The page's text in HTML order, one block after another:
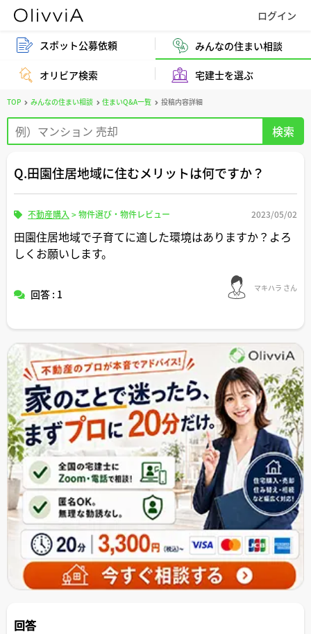
スポット公募依頼 みんなの住まい相談
オリビア検索 宅建士を選ぶ
TOP みんなの住まい相談 住まいQ&A一覧 投稿内容詳細
Q.田園住居地域に住むメリットは何ですか？
不動産購入 >物件選び・物件レビュー 2023/05/02
田園住居地域で子育てに適した環境はありますか？よろ
しくお願いします。
回答 : 1 マキハラ さん
回答